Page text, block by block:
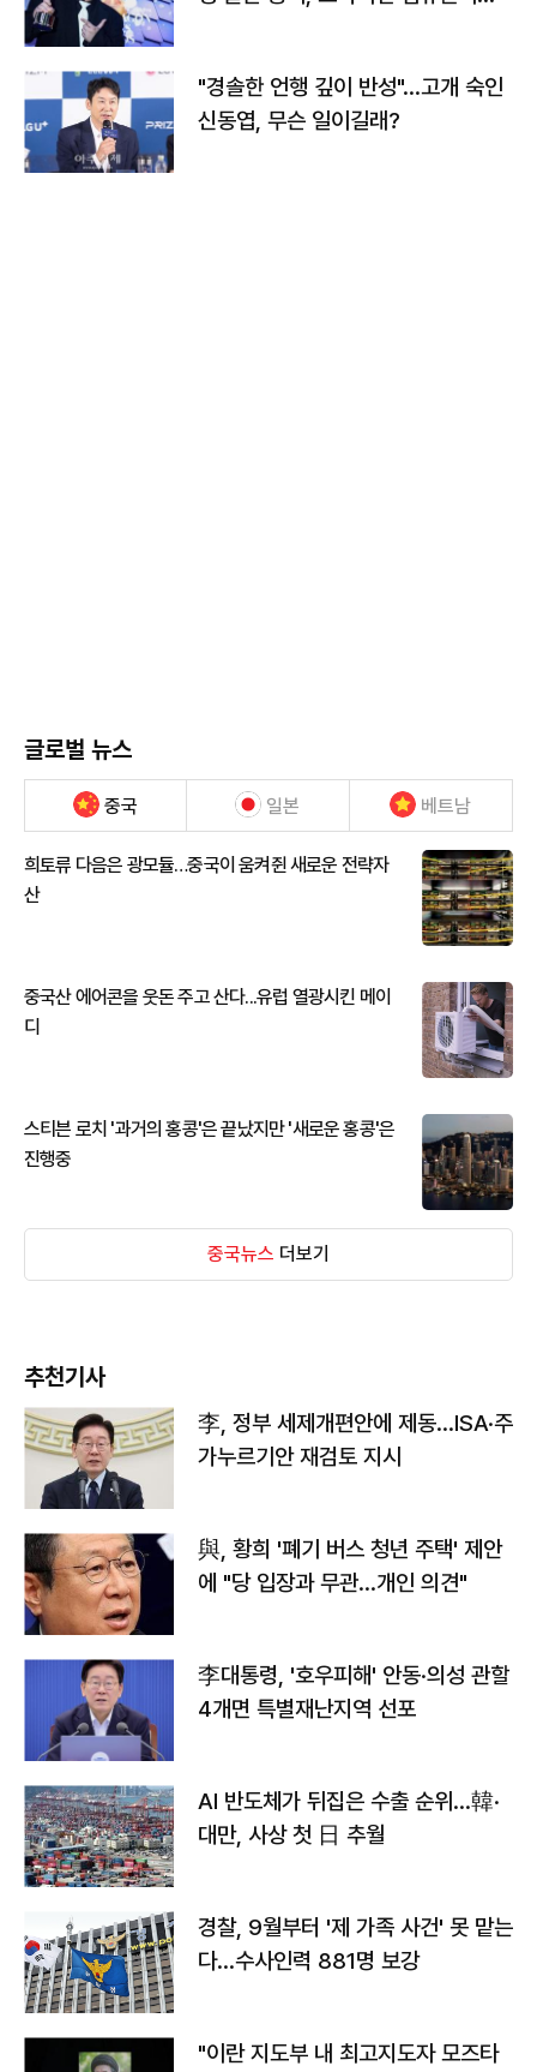
"경솔한 언행 깊이 반성"…고개 숙인
신동엽, 무슨 일이길래?
글로벌 뉴스
중국 일본 베트남
희토류 다음은 광모듈…중국이 움켜쥔 새로운 전략자
산
중국산 에어콘을 웃돈 주고 산다...유럽 열광시킨 메이
디
스티븐 로치 '과거의 홍콩'은 끝났지만 '새로운 홍콩'은
진행중
중국뉴스 더보기
추천기사
李, 정부 세제개편안에 제동…ISA·주
가누르기안 재검토 지시
與, 황희 '폐기 버스 청년 주택' 제안
에 "당 입장과 무관…개인 의견"
李대통령, '호우피해' 안동·의성 관할
4개면 특별재난지역 선포
AI 반도체가 뒤집은 수출 순위…韓·
대만, 사상 첫 日 추월
경찰, 9월부터 '제 가족 사건' 못 맡는
다…수사인력 881명 보강
"이란 지도부 내 최고지도자 모즈타